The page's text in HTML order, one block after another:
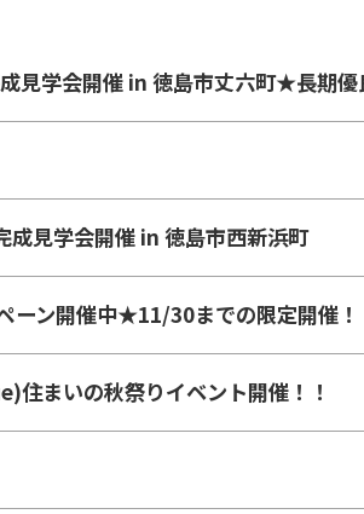
見学会開催 in 徳島市丈六町★長期優
見学会開催 in 徳島市西新浜町
ーン開催中★11/30までの限定開催！
まいの秋祭りイベント開催！！